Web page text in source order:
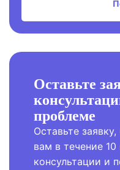
Оставьте
проблеме
Оставьте
вам в течение
консультации и